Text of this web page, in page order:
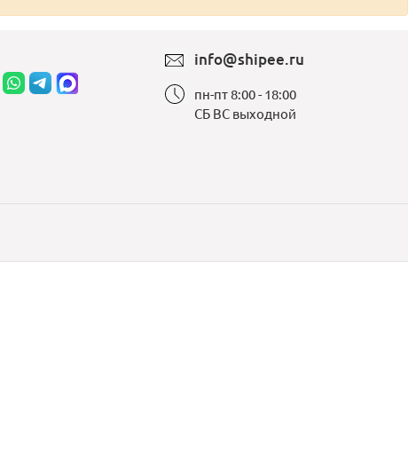
info@shipee.ru
пн-пт 8:00 - 18:00
СБ ВС выходной